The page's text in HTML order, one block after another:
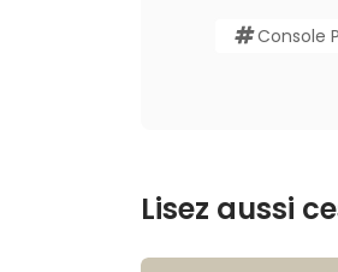
Console
Lisez aussi